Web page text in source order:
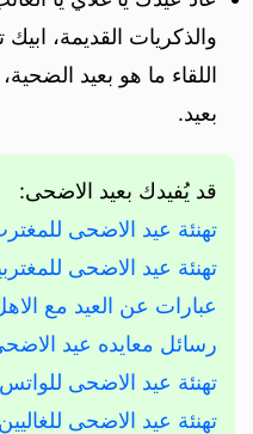
والذكريات القديمة،
اللقاء ما هو بعيد
بعيد.
قد يُفيدك بعيد الاضحى:
تهنئة عيد الاضحى
تهنئة عيد الاضحى
عبارات عن العيد مع
رسائل معايده عيد
تهنئة عيد الاضحى للواتس
تهنئة عيد الاضحى للغاليين